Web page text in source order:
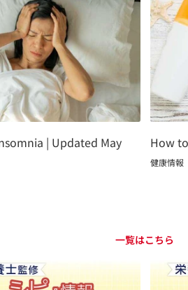
| Updated May
How
健康情報
一覧はこちら